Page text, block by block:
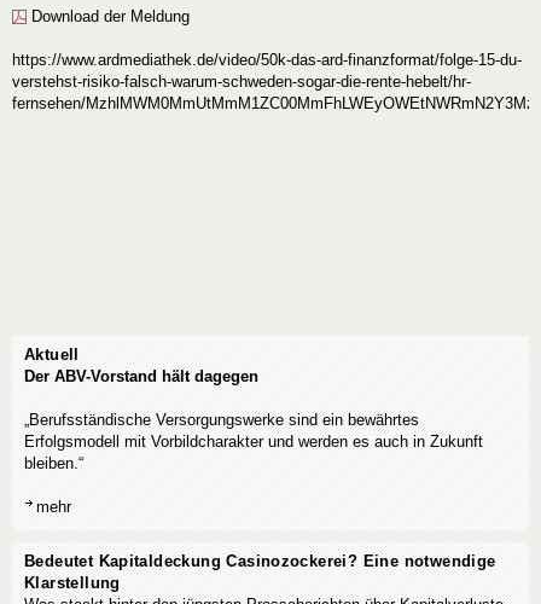
Download der Meldung
https://www.ardmediathek.de/video/50k-das-ard-finanzformat/folge-15-du-
verstehst-risiko-falsch-warum-schweden-sogar-die-rente-hebelt/hr-
fernsehen/
Aktuell
Der ABV-Vorstand hält dagegen
„Berufsständische Versorgungswerke sind ein bewährtes
Erfolgsmodell mit Vorbildcharakter und werden es auch in Zukunft
bleiben.“
mehr
Bedeutet Kapitaldeckung Casinozockerei? Eine notwendige
Klarstellung